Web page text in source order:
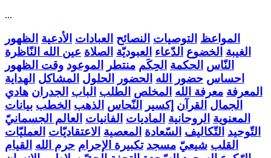
...
المواعظ التوصيات النصائح العبادات الأدعية الظهور
الغيبة الخضوع الدّعاء العبوديّة الصلاة عين الله النّاظرة
النّاس الحكمة الحِكَم منتطر الموعود وقت الظهور
احساس حضور الله الحضور الحلول المشاكل الهداية
المعرفة معرفة الله المخلص الطلب الباب الجدران هادي
الجمال القرآن إكسير النّحاس الذهب الخطب بيانات
المعنوية الروحانية الماديات الفانيات العالم الجسمانيّ
التّوحيد التّكاليف السّعادة المعصية الاعتقاديّات العمليّات
القلب شيعيّ مسجد تكبيرة الإحرام حرم الله القيام